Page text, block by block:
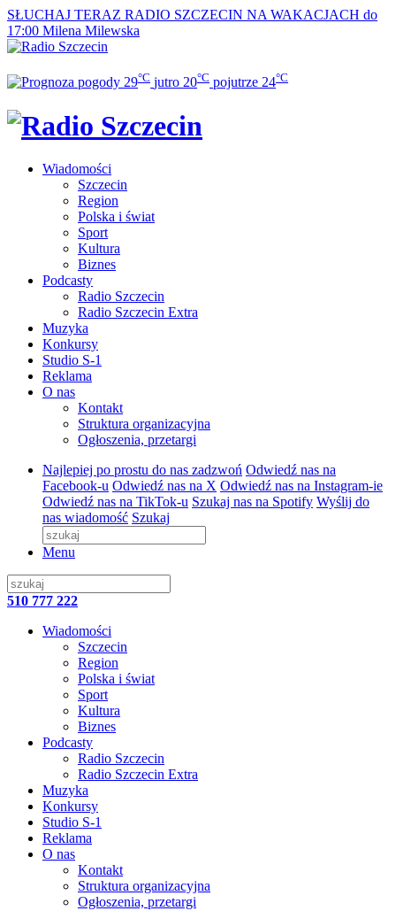
SŁUCHAJ TERAZ RADIO SZCZECIN NA WAKACJACH do
17:00 Milena Milewska
29°C jutro 20°C pojutrze 24°C
Wiadomości
Szczecin
Region
Polska i świat
Sport
Kultura
Biznes
Podcasty
Radio Szczecin
Radio Szczecin Extra
Muzyka
Konkursy
Studio S-1
Reklama
O nas
Kontakt
Struktura organizacyjna
Ogłoszenia, przetargi
Najlepiej po prostu do nas zadzwoń Odwiedź nas na
Facebook-u Odwiedź nas na X Odwiedź nas na Instagram-ie
Odwiedź nas na TikTok-u Szukaj nas na Spotify Wyślij do
nas wiadomość Szukaj
Menu
510 777 222
Wiadomości
Szczecin
Region
Polska i świat
Sport
Kultura
Biznes
Podcasty
Radio Szczecin
Radio Szczecin Extra
Muzyka
Konkursy
Studio S-1
Reklama
O nas
Kontakt
Struktura organizacyjna
Ogłoszenia, przetargi